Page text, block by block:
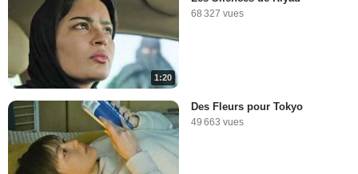
1:20
68 327 vues
Des Fleurs pour Tokyo
49 663 vues